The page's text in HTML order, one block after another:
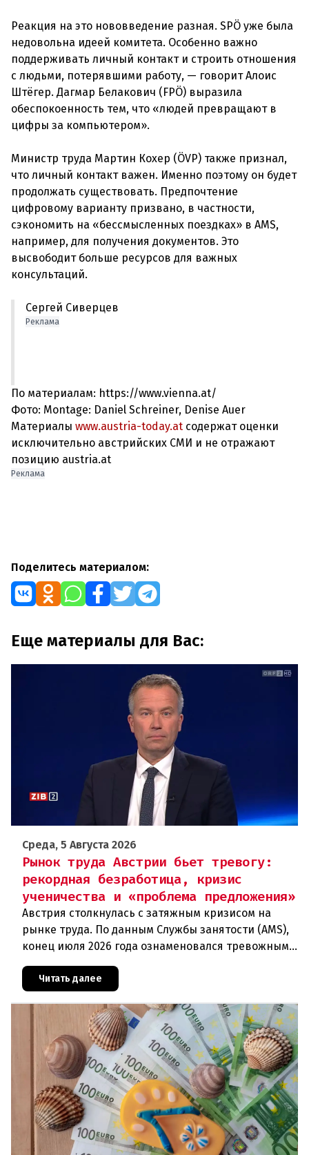
Реакция на это нововведение разная. SPÖ уже была
недовольна идеей комитета. Особенно важно
поддерживать личный контакт и строить отношения
с людьми, потерявшими работу, — говорит Алоис
Штёгер. Дагмар Белакович (FPÖ) выразила
обеспокоенность тем, что «людей превращают в
цифры за компьютером».
Министр труда Мартин Кохер (ÖVP) также признал,
что личный контакт важен. Именно поэтому он будет
продолжать существовать. Предпочтение
цифровому варианту призвано, в частности,
сэкономить на «бессмысленных поездках» в АМS,
например, для получения документов. Это
высвободит больше ресурсов для важных
Сергей Сиверцев
Реклама
По материалам: https://www.vienna.at/
Фото: Montage: Daniel Schreiner, Denise Auer
Материалы www.austria-today.at содержат оценки
исключительно австрийских СМИ и не отражают
позицию austria.at
Реклама
Поделитесь материалом:
Еще материалы для Вас:
Среда, 5 Августа 2026
Рынок труда Австрии бьет тревогу:
рекордная безработица, кризис
ученичества и «проблема предложения»
Австрия столкнулась с затяжным кризисом на
рынке труда. По данным Службы занятости (AMS),
конец июля 2026 года ознаменовался тревожными
зарегистрированы как безрабо
Читать далее